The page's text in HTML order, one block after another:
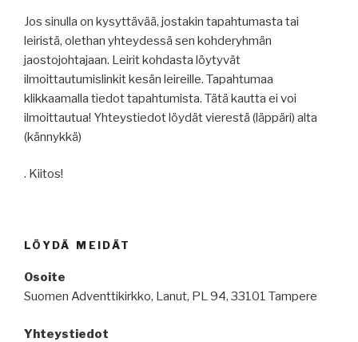
Jos sinulla on kysyttävää, jostakin tapahtumasta tai
leiristä, olethan yhteydessä sen kohderyhmän
jaostojohtajaan. Leirit kohdasta löytyvät
ilmoittautumislinkit kesän leireille. Tapahtumaa
klikkaamalla tiedot tapahtumista. Tätä kautta ei voi
ilmoittautua! Yhteystiedot löydät vierestä (läppäri) alta
(kännykkä)
. Kiitos!
LÖYDÄ MEIDÄT
Osoite
Suomen Adventtikirkko, Lanut, PL 94, 33101 Tampere
Yhteystiedot